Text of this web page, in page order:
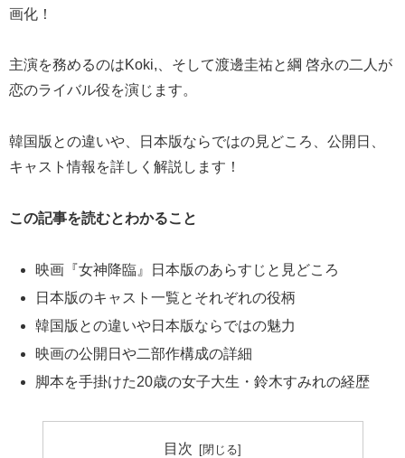
画化！
主演を務めるのはKoki,、そして渡邊圭祐と綱 啓永の二人が
恋のライバル役を演じます。
韓国版との違いや、日本版ならではの見どころ、公開日、
キャスト情報を詳しく解説します！
この記事を読むとわかること
映画『女神降臨』日本版のあらすじと見どころ
日本版のキャスト一覧とそれぞれの役柄
韓国版との違いや日本版ならではの魅力
映画の公開日や二部作構成の詳細
脚本を手掛けた20歳の女子大生・鈴木すみれの経歴
目次